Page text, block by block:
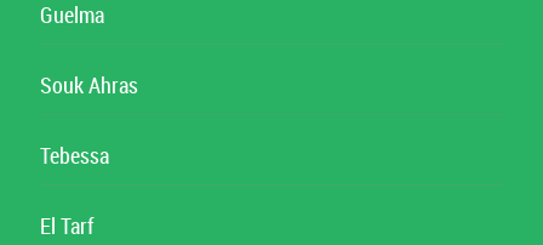
Guelma
Souk Ahras
Tebessa
El Tarf